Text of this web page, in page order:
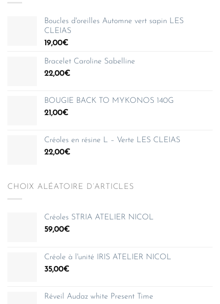
Boucles d'oreilles Automne vert sapin LES
CLEIAS
19,00€
Bracelet Caroline Sabelline
22,00€
BOUGIE BACK TO MYKONOS 140G
21,00€
Créoles en résine L – Verte LES CLEIAS
22,00€
CHOIX ALÉATOIRE D’ARTICLES
Créoles STRIA ATELIER NICOL
59,00€
Créole à l'unité IRIS ATELIER NICOL
35,00€
Réveil Audaz white Present Time